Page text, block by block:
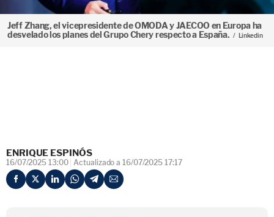
Jeff Zhang, el vicepresidente de OMODA y JAECOO en Europa ha
desvelado los planes del Grupo Chery respecto a España.
Linkedin
ENRIQUE ESPINÓS
16/07/2025 13:00 Actualizado a 16/07/2025 17:17